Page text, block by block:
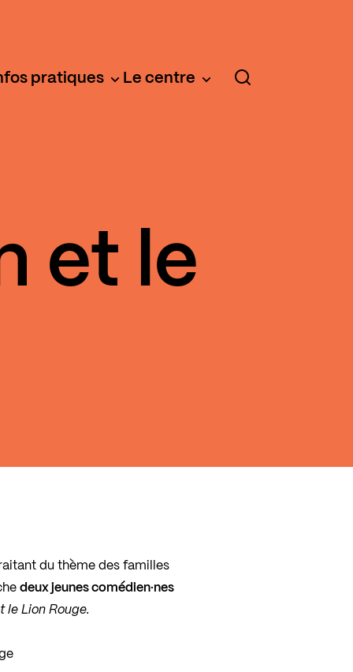
pratiques Le centre
et le
du thème des familles
deux jeunes comédien·nes
le Lion Rouge.